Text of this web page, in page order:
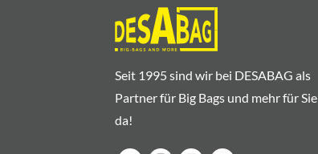
Seit 1995 sind wir bei DESABAG als
Partner für Big Bags und mehr für Sie
da!